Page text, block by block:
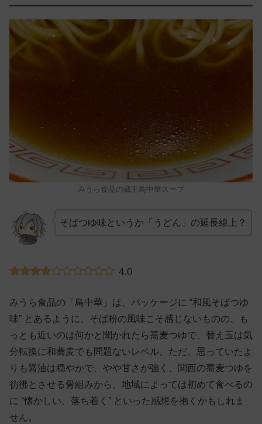
みうら食品の蔵王鳥中華スープ
そばつゆ味というか「うどん」の延長線上？
4.0
みうら食品の「鳥中華」は、パッケージに “和風そばつゆ
味” とあるように、そば粉の風味こそ感じないものの、も
っとも近いのは何かと聞かれたら蕎麦つゆで、替え玉は気
分転換に和蕎麦でも問題ないレベル。ただ、思っていたよ
りも醤油は穏やかで、やや甘さが強く、関西の蕎麦つゆを
彷彿とさせる骨組みから、地域によっては初めて食べるの
に “懐かしい、落ち着く” といった感想を抱くかもしれま
せん。